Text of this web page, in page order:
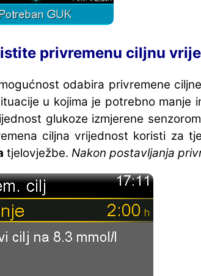
privremenu ciljnu
odabira privremene
u kojima je potrebno manje
glukoze izmjerene
ciljna vrijednost koristi za
tjelovježbe. Nakon postavljanja